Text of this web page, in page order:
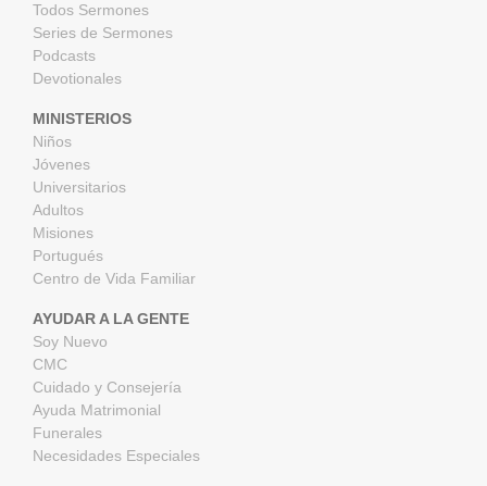
Todos Sermones
Series de Sermones
Podcasts
Devotionales
MINISTERIOS
Niños
Jóvenes
Universitarios
Adultos
Misiones
Portugués
Centro de Vida Familiar
AYUDAR A LA GENTE
Soy Nuevo
CMC
Cuidado y Consejería
Ayuda Matrimonial
Funerales
Necesidades Especiales